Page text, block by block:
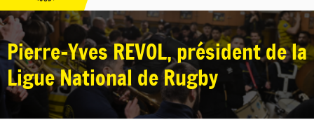
Pierre-Yves REVOL, président de la
Ligue National de Rugby